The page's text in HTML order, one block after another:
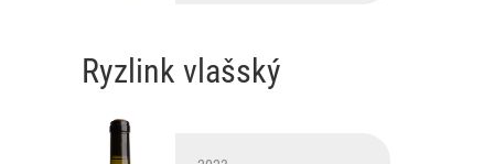
Ryzlink vlašský